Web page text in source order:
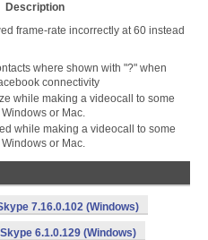
Description
frame-rate incorrectly at 60 instead
where shown with "?" when
connectivity
while making a videocall to some
or Mac.
while making a videocall to some
or Mac.
7.16.0.102 (Windows)
Skype 6.1.0.129 (Windows)